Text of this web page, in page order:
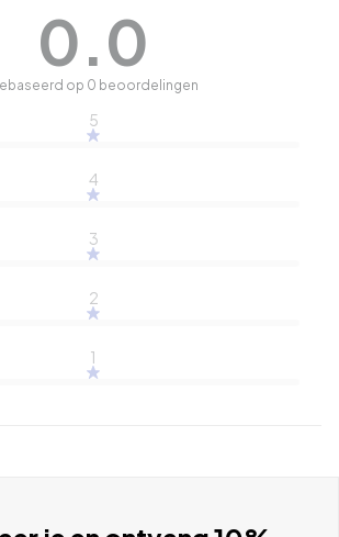
0.0
op 0 beoordelingen
5
4
3
2
1